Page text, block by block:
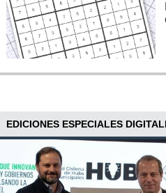
EDICIONES ESPECIALES